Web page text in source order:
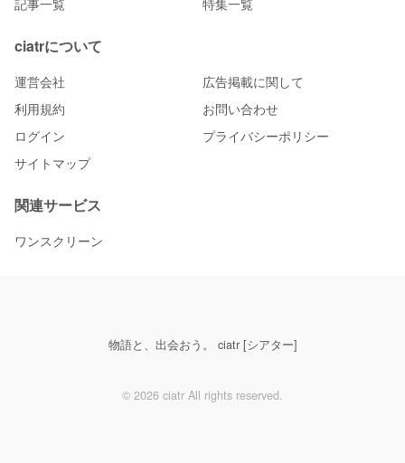
ciatrについて
運営会社
広告掲載に関して
利用規約
お問い合わせ
ログイン
プライバシーポリシー
サイトマップ
関連サービス
ワンスクリーン
物語と、出会おう。 ciatr [シアター]
© 2026 ciatr All rights reserved.